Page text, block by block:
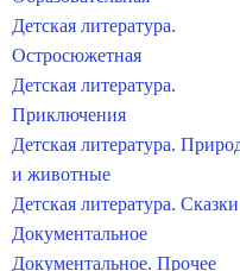
Детская литература.
Остросюжетная
Детская литература.
Приключения
Детская литература.
и животные
Детская литература. Сказки
Документальное
Документальное. Прочее